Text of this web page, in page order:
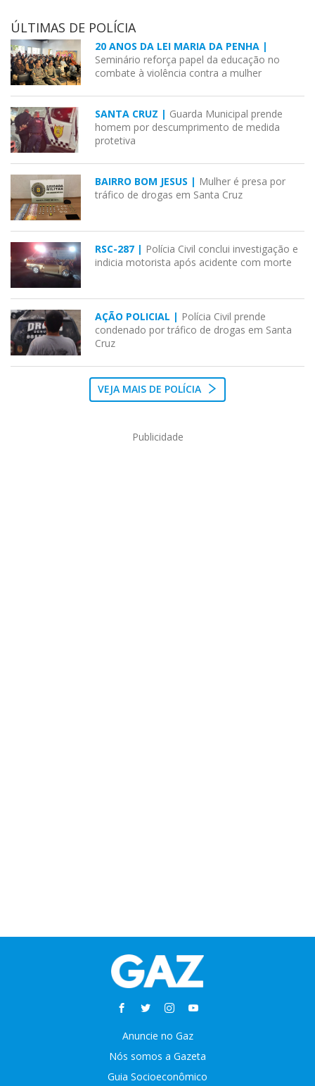
ÚLTIMAS DE POLÍCIA
20 ANOS DA LEI MARIA DA PENHA |
Seminário reforça papel da educação no
combate à violência contra a mulher
SANTA CRUZ | Guarda Municipal prende
homem por descumprimento de medida
protetiva
BAIRRO BOM JESUS | Mulher é presa por
tráfico de drogas em Santa Cruz
RSC-287 | Polícia Civil conclui investigação e
indicia motorista após acidente com morte
AÇÃO POLICIAL | Polícia Civil prende
condenado por tráfico de drogas em Santa
Cruz
VEJA MAIS DE POLÍCIA
Publicidade
Anuncie no Gaz
Nós somos a Gazeta
Guia Socioeconômico